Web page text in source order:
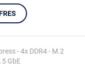
- 4x DDR4 - M.2
GbE